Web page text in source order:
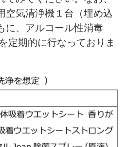
空気清浄機１台（埋め込
に、アルコール性消毒
定期的に行なっておりま